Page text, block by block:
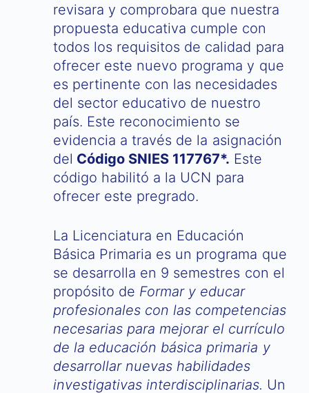
revisara y comprobara que nuestra
propuesta educativa cumple con
todos los requisitos de calidad para
ofrecer este nuevo programa y que
es pertinente con las necesidades
del sector educativo de nuestro
país. Este reconocimiento se
evidencia a través de la asignación
del Código SNIES 117767*. Este
código habilitó a la UCN para
ofrecer este pregrado.
La Licenciatura en Educación
Básica Primaria es un programa que
se desarrolla en 9 semestres con el
propósito de Formar y educar
profesionales con las competencias
necesarias para mejorar el currículo
de la educación básica primaria y
desarrollar nuevas habilidades
investigativas interdisciplinarias. Un